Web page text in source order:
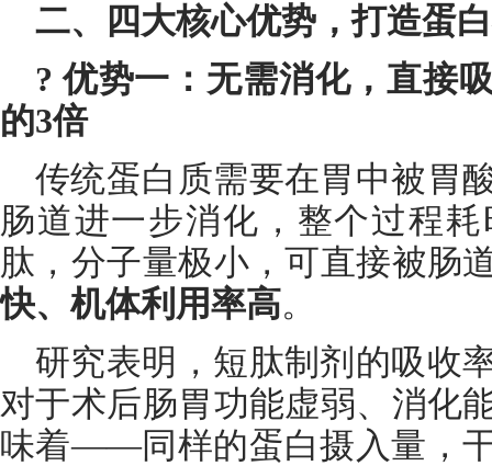
二、四大核心优势，打造蛋
? 优势一：无需消化，直
的3倍
传统蛋白质需要在胃中被胃
肠道进一步消化，整个过程
肽，分子量极小，可直接被肠
快、机体利用率高。
研究表明，短肽制剂的吸收
对于术后肠胃功能虚弱、消化
味着——同样的蛋白摄入量，